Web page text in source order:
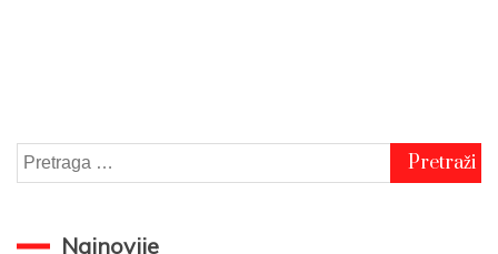
Pretraga
za:
Najnovije